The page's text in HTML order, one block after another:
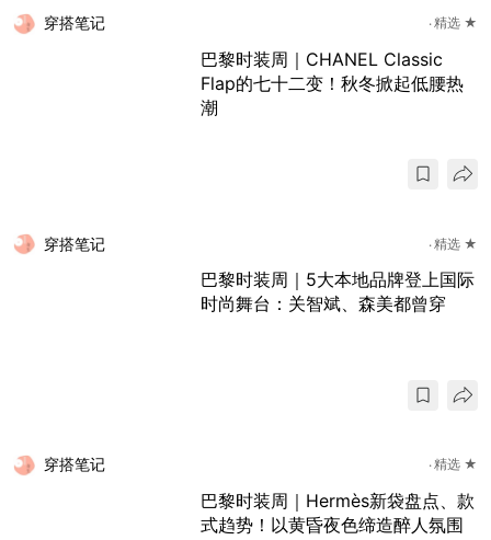
穿搭笔记 精选 ★
巴黎时装周｜CHANEL Classic
Flap的七十二变！秋冬掀起低腰热
潮
穿搭笔记 精选 ★
巴黎时装周｜5大本地品牌登上国际
时尚舞台：关智斌、森美都曾穿
穿搭笔记 精选 ★
巴黎时装周｜Hermès新袋盘点、款
式趋势！以黄昏夜色缔造醉人氛围